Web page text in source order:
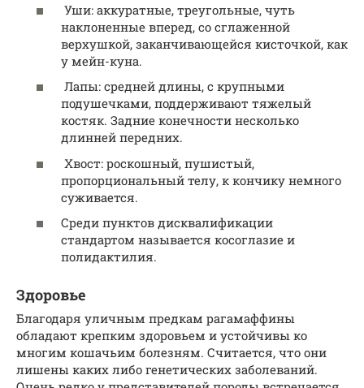
Уши: аккуратные, треугольные, чуть
наклоненные вперед, со сглаженной
верхушкой, заканчивающейся кисточкой, как
у мейн-куна.
Лапы: средней длины, с крупными
подушечками, поддерживают тяжелый
костяк. Задние конечности несколько
длинней передних.
Хвост: роскошный, пушистый,
пропорциональный телу, к кончику немного
суживается.
Среди пунктов дисквалификации
стандартом называется косоглазие и
полидактилия.
Здоровье
Благодаря уличным предкам рагамаффины
обладают крепким здоровьем и устойчивы ко
многим кошачьим болезням. Считается, что они
лишены каких либо генетических заболеваний.